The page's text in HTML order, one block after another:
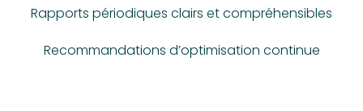
Rapports périodiques clairs et compréhensibles
Recommandations d’optimisation continue